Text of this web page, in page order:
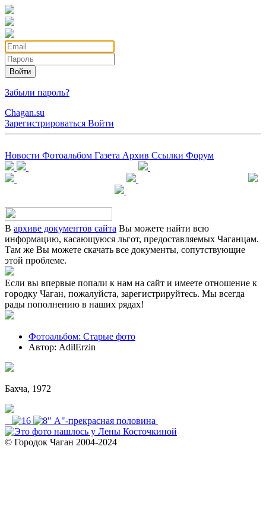
Войти
Забыли пароль?
Chagan.su
Зарегистрироваться Войти
Новости Фотоальбом Газета Архив Ссылки Форум
В архиве документов сайта Вы можете найти всю
информацию, касающуюся льгот, предоставляемых Чаганцам.
Там же Вы можете скачать все документы, сопутствующие
этой проблеме.
Если вы впервые попали к нам на сайт и имеете отношение к
городку Чаган, пожалуйста, зарегистрируйтесь. Мы всегда
рады пополнению в наших рядах!
Фотоальбом: Старые фото
Автор: AdilErzin
Бахча, 1972
© Городок Чаган 2004-2024